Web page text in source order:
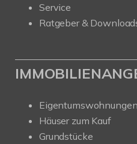
Service
Ratgeber &
Eigentumswohnungen
Häuser zum Kauf
Grundstücke